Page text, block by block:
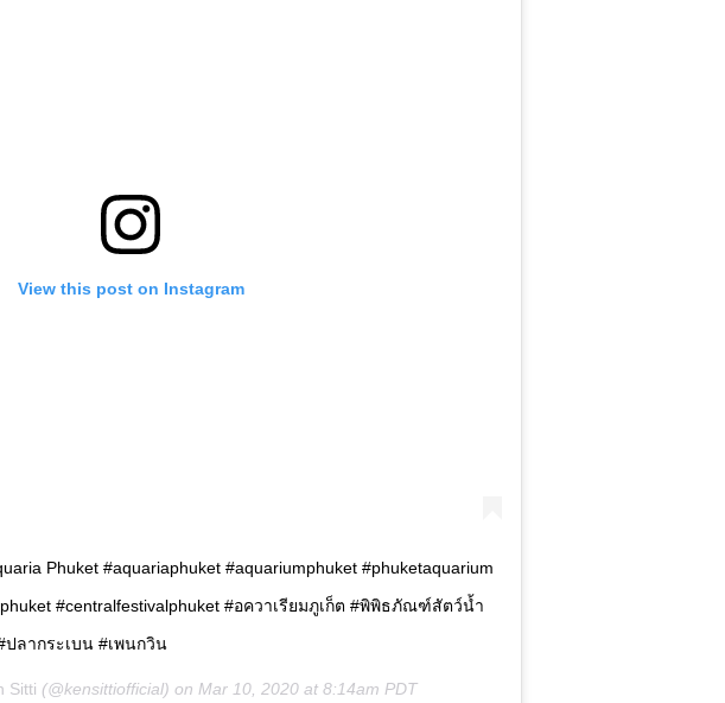
View this post on Instagram
Phuket #aquariaphuket #aquariumphuket #phuketaquarium
#centralfestivalphuket #อควาเรียมภูเก็ต #พิพิธภัณฑ์สัตว์น้ำ
ปลากระเบน #เพนกวิน
Sitti (@kensittiofficial) on Mar 10, 2020 at 8:14am PDT